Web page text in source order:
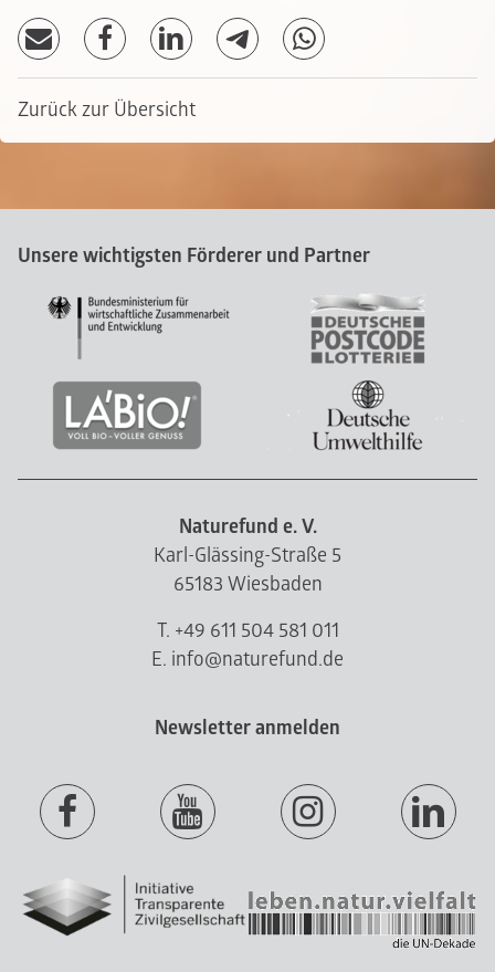
Zurück zur Übersicht
Unsere wichtigsten Förderer und Partner
Naturefund e. V.
Karl-Glässing-Straße 5
65183 Wiesbaden
T. +49 611 504 581 011
E. info@naturefund.de
Newsletter anmelden